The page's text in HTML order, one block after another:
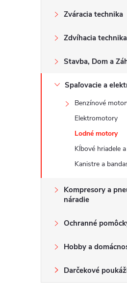
a
Zváracia technika
Zdvíhacia technika
Stavba, Dom a
Spaľovacie a
Benzínové
Elektromotory
Lodné motory
Kĺbové hriadele
Kanistre a
Kompresory a
náradie
Ochranné
Hobby a
Darčekové